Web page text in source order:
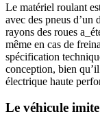
Le matériel roulant
avec des pneus d’un
rayons des roues
même en cas de
spécification
conception, bien
électrique haute
Le véhicule